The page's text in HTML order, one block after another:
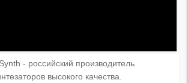
- российский производитель
высокого качества.